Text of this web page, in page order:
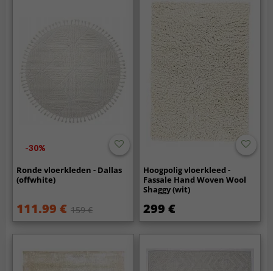
-30%
Ronde vloerkleden - Dallas
(offwhite)
111.99 € 159 €
Hoogpolig vloerkleed -
Fassale Hand Woven Wool
Shaggy (wit)
299 €